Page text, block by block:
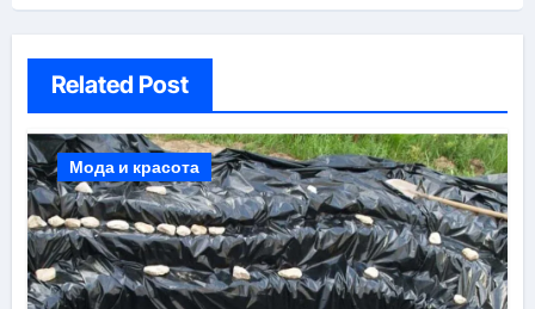
Related Post
Мода и красота